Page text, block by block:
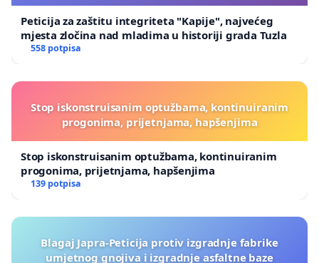
Peticija za zaštitu integriteta "Kapije", najvećeg
mjesta zločina nad mladima u historiji grada Tuzla
558 potpisa
Stop iskonstruisanim optužbama, kontinuiranim
progonima, prijetnjama, hapšenjima
Stop iskonstruisanim optužbama, kontinuiranim
progonima, prijetnjama, hapšenjima
139 potpisa
Blagaj Japra-Peticija protiv izgradnje fabrike
umjetnog gnojiva i izgradnje asfaltne baze